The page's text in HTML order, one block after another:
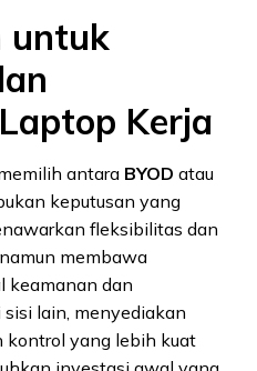
untuk
Kerja
antara BYOD atau
keputusan yang
fleksibilitas dan
membawa
keamanan dan
lain, menyediakan
kontrol yang lebih kuat